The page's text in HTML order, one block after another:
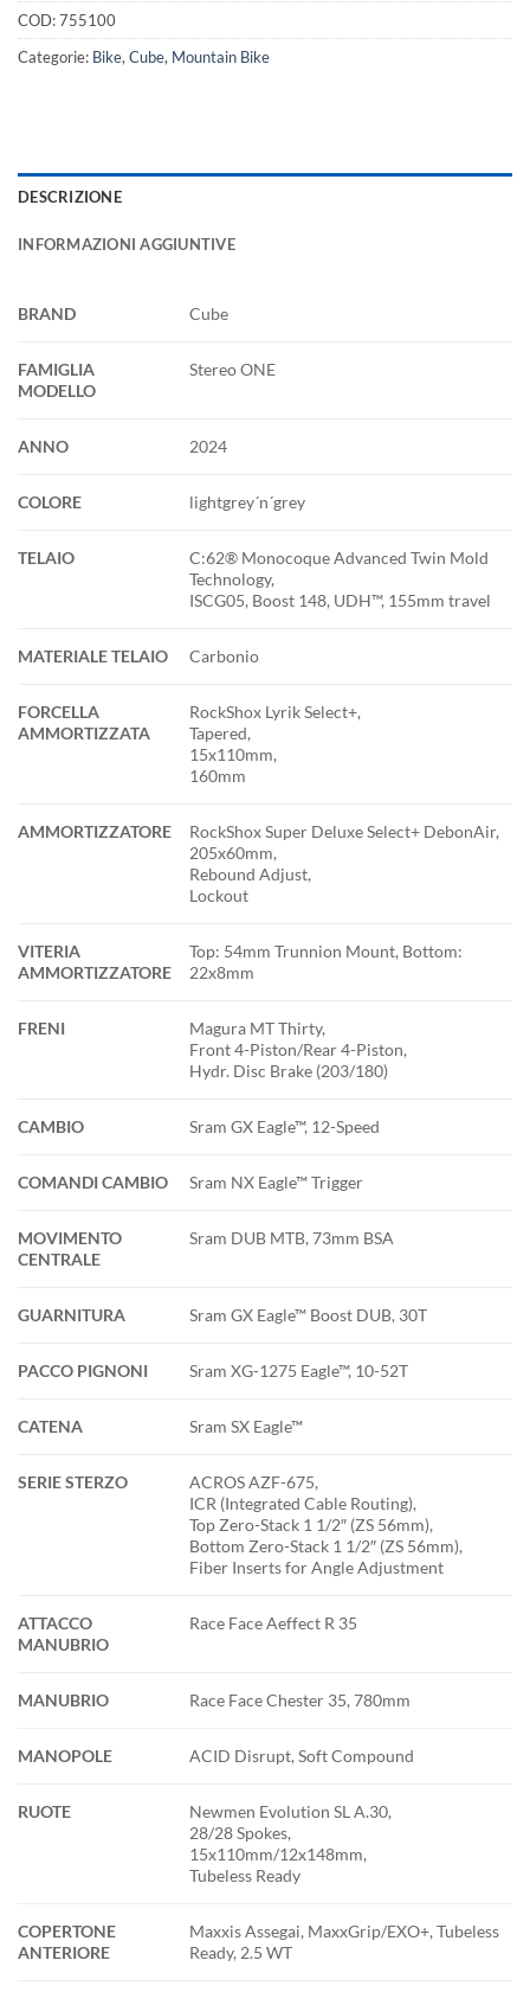
COD:755100
Categorie: Bike,Cube, Mountain Bike
DESCRIZIONE
INFORMAZIONI AGGIUNTIVE
BRAND Cube
FAMIGLIA
MODELLO
Stereo ONE
ANNO 2024
COLORE lightgrey´n´grey
TELAIO
C:62® Monocoque Advanced Twin Mold
Technology,
ISCG05, Boost 148, UDH™, 155mm travel
MATERIALE TELAIO Carbonio
FORCELLA
AMMORTIZZATA
RockShox Lyrik Select+,
Tapered,
15x110mm,
160mm
AMMORTIZZATORE
RockShox Super Deluxe Select+ DebonAir,
205x60mm,
Rebound Adjust,
Lockout
VITERIA
AMMORTIZZATORE
Top: 54mm Trunnion Mount, Bottom:
22x8mm
FRENI
Magura MT Thirty,
Front 4-Piston/Rear 4-Piston,
Hydr. Disc Brake (203/180)
CAMBIO Sram GX Eagle™, 12-Speed
COMANDI CAMBIO Sram NX Eagle™ Trigger
MOVIMENTO
CENTRALE
Sram DUB MTB, 73mm BSA
GUARNITURA Sram GX Eagle™ Boost DUB, 30T
PACCO PIGNONI Sram XG-1275 Eagle™, 10-52T
CATENA Sram SX Eagle™
SERIE STERZO
ACROS AZF-675,
ICR (Integrated Cable Routing),
Top Zero-Stack 1 1/2″ (ZS 56mm),
Bottom Zero-Stack 1 1/2″ (ZS 56mm),
Fiber Inserts for Angle Adjustment
ATTACCO
MANUBRIO
Race Face Aeffect R 35
MANUBRIO Race Face Chester 35, 780mm
MANOPOLE ACID Disrupt, Soft Compound
RUOTE
Newmen Evolution SL A.30,
28/28 Spokes,
15x110mm/12x148mm,
Tubeless Ready
COPERTONE
ANTERIORE
Maxxis Assegai, MaxxGrip/EXO+, Tubeless
Ready, 2.5 WT